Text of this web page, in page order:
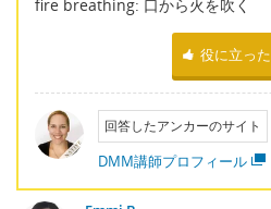
fire breathing: 口から火を吹く
役に立った
回答したアンカーのサイト
DMM講師プロフィール